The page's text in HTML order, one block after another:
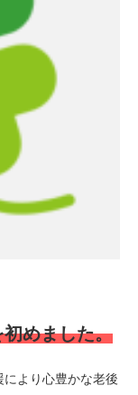
めました。
より心豊かな老後